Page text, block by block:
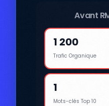
Avant
1 200
Trafic Organique
1
Mots-clés Top 10